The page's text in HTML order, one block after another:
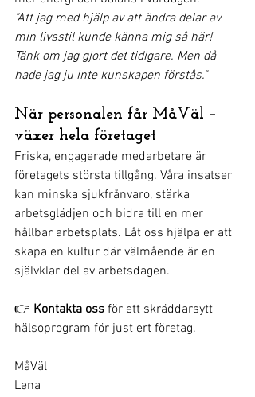
"Att jag med hjälp av att ändra delar av
min livsstil kunde känna mig så här!
Tänk om jag gjort det tidigare. Men då
hade jag ju inte kunskapen förstås."
När personalen får MåVäl –
växer hela företaget
Friska, engagerade medarbetare är
företagets största tillgång. Våra insatser
kan minska sjukfrånvaro, stärka
arbetsglädjen och bidra till en mer
hållbar arbetsplats. Låt oss hjälpa er att
skapa en kultur där välmående är en
självklar del av arbetsdagen.
👉 Kontakta oss för ett skräddarsytt
hälsoprogram för just ert företag.
MåVäl
Lena